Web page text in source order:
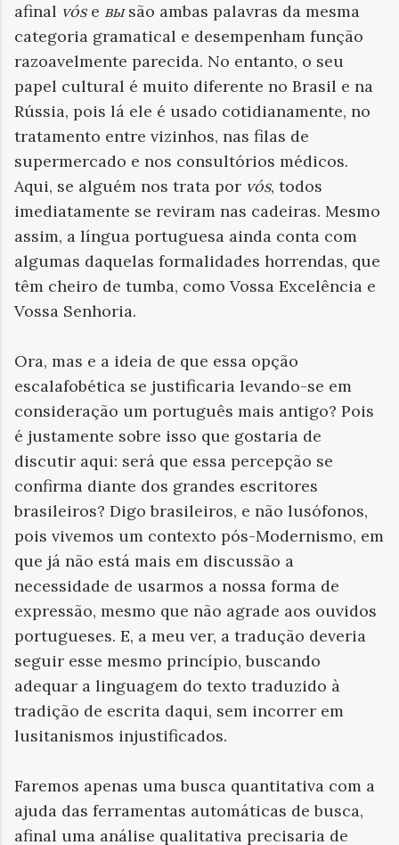
afinal vóse выsão ambas palavras da mesma
categoria gramatical e desempenham função
razoavelmente parecida. No entanto, o seu
papel cultural é muito diferente no Brasil e na
Rússia, pois lá ele é usado cotidianamente, no
tratamento entre vizinhos, nas filas de
supermercado e nos consultórios médicos.
Aqui, se alguém nos trata por vós, todos
imediatamente se reviram nas cadeiras. Mesmo
assim, a língua portuguesa ainda conta com
algumas daquelas formalidades horrendas, que
têm cheiro de tumba, como Vossa Excelência e
Vossa Senhoria.
Ora, mas e a ideia de que essa opção
escalafobética se justificaria levando-se em
consideração um português mais antigo? Pois
é justamente sobre isso que gostaria de
discutir aqui: será que essa percepção se
confirma diante dos grandes escritores
brasileiros? Digo brasileiros, e não lusófonos,
pois vivemos um contexto pós-Modernismo, em
que já não está mais em discussão a
necessidade de usarmos a nossa forma de
expressão, mesmo que não agrade aos ouvidos
portugueses. E, a meu ver, a tradução deveria
seguir esse mesmo princípio, buscando
adequar a linguagem do texto traduzido à
tradição de escrita daqui, sem incorrer em
lusitanismos injustificados.
Faremos apenas uma busca quantitativa com a
ajuda das ferramentas automáticas de busca,
afinal uma análise qualitativa precisaria de